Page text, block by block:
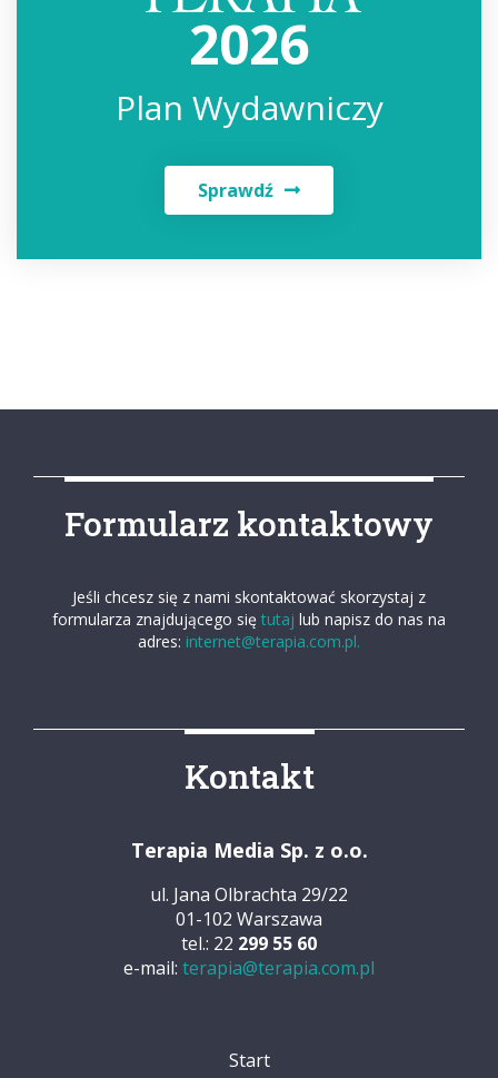
2026
Plan Wydawniczy
Sprawdź
Formularz kontaktowy
Jeśli chcesz się z nami skontaktować skorzystaj z
formularza znajdującego się tutaj lub napisz do nas na
adres: internet@terapia.com.pl.
Kontakt
Terapia Media Sp. z o.o.
ul. Jana Olbrachta 29/22
01-102 Warszawa
tel.: 22 299 55 60
e-mail: terapia@terapia.com.pl
Start